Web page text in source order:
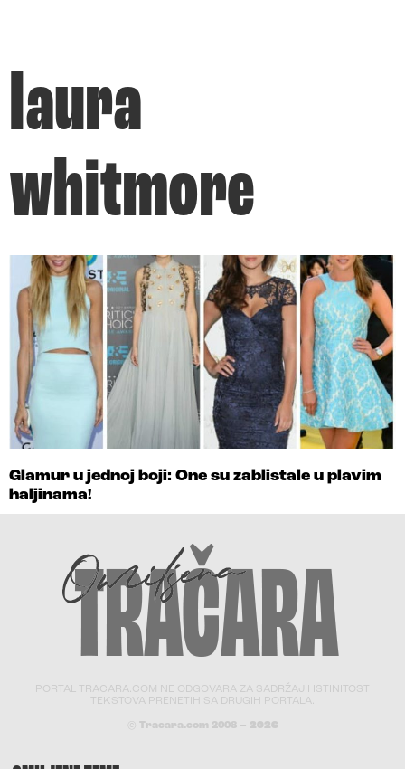
laura
whitmore
Glamur u jednoj boji: One su zablistale u plavim
haljinama!
PORTAL TRACARA.COM NE ODGOVARA ZA SADRŽAJ I ISTINITOST
TEKSTOVA PRENETIH SA DRUGIH PORTALA.
© Tracara.com 2008 – 2026